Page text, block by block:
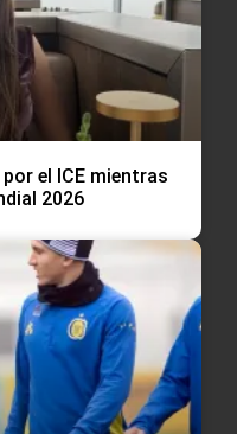
el ICE mientras
2026